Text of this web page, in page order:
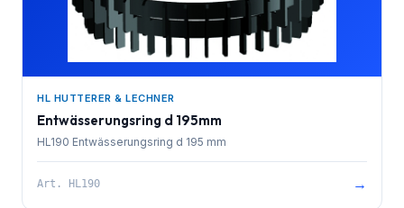
HL HUTTERER & LECHNER
Entwässerungsring d 195mm
HL190 Entwässerungsring d 195 mm
Art. HL190 →